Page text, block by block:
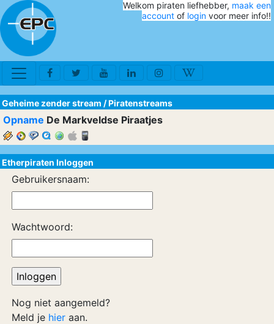
Welkom piraten liefhebber, maak een
account of login voor meer info!!
Geheime zender stream /Piratenstreams
Opname De Markveldse Piraatjes
Etherpiraten Inloggen
Gebruikersnaam:
Wachtwoord:
Nog niet aangemeld?
Meld je hier aan.